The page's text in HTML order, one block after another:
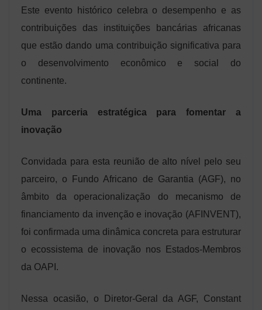
Este evento histórico celebra o desempenho e as
contribuições das instituições bancárias africanas
que estão dando uma contribuição significativa para
o desenvolvimento econômico e social do
continente.
Uma parceria estratégica para fomentar a
inovação
Convidada para esta reunião de alto nível pelo seu
parceiro, o Fundo Africano de Garantia (AGF), no
âmbito da operacionalização do mecanismo de
financiamento da invenção e inovação (AFINVENT),
foi confirmada uma dinâmica concreta para estruturar
o ecossistema de inovação nos Estados-Membros
da OAPI.
Nessa ocasião, o Diretor-Geral da AGF, Constant